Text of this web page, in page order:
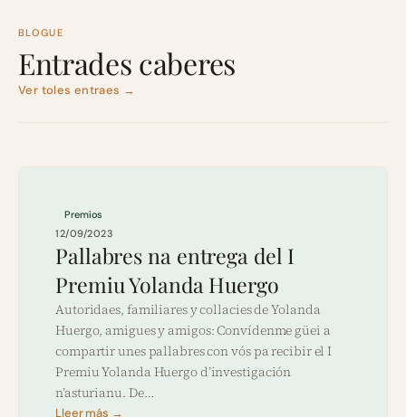
BLOGUE
Entrades caberes
Ver toles entraes →
Premios
12/09/2023
Pallabres na entrega del I
Premiu Yolanda Huergo
Autoridaes, familiares y collacies de Yolanda
Huergo, amigues y amigos: Convídenme güei a
compartir unes pallabres con vós pa recibir el I
Premiu Yolanda Huergo d’investigación
n’asturianu. De…
Lleer más →